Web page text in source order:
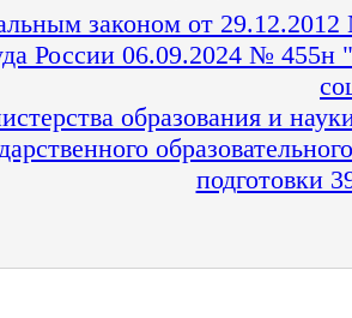
законом от
России 06.09.2024 № 455н
образования и
подготовки